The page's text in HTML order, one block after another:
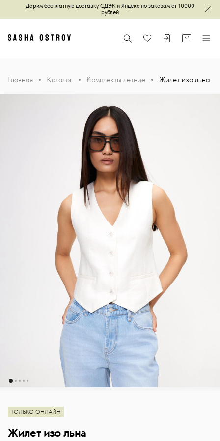
Дарим бесплатную доставку СДЭК и Яндекс по заказам от 10000
рублей
Главная Поиск ИзбранноеВойти илиКорзинаМеню
Главная Каталог Комплекты летние Жилет изо льна
ТОЛЬКО ОНЛАЙН
Жилет изо льна